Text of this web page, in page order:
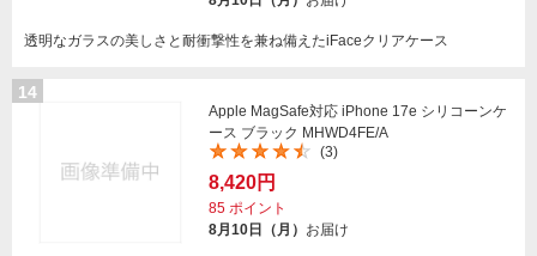
透明なガラスの美しさと耐衝撃性を兼ね備えたiFaceクリアケース
14
Apple MagSafe対応 iPhone 17e シリコーンケ
ース ブラック MHWD4FE/A
(3)
8,420円
85 ポイント
8月10日（月） お届け